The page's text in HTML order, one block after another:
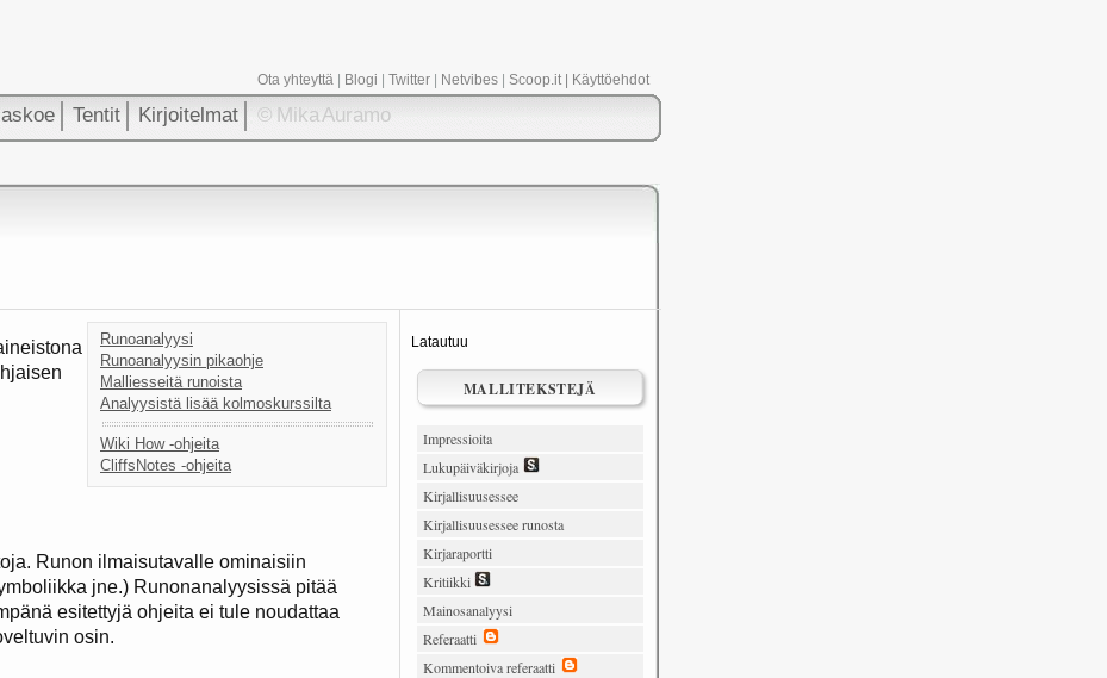
Ota yhteyttä Blogi Twitter Netvibes Scoop.it| Käyttöehdot
Tentit Kirjoitelmat © Mika Auramo
Latautuu
MALLITEKSTEJÄ
Impressioita
Lukupäiväkirjoja
Kirjallisuusessee
Kirjallisuusessee runosta
Kirjaraportti
Kritiikki
Mainosanalyysi
Referaatti
Kommentoiva referaatti
Runoanalyysi
Runoanalyysin pikaohje
Malliesseitä runoista
Analyysistä lisää kolmoskurssilta
Wiki How -ohjeita
CliffsNotes -ohjeita
Runon ilmaisutavalle ominaisiin
jne.) Runonanalyysissä pitää
esitettyjä ohjeita ei tule noudattaa
osin.